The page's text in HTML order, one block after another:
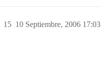
10 Septiembre, 2006 17:03
15